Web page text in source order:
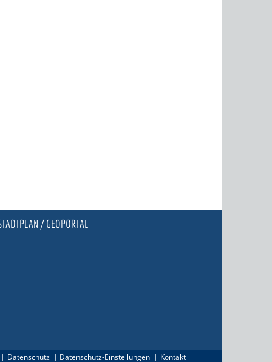
/ GEOPORTAL
Datenschutz Datenschutz-Einstellungen Kontakt